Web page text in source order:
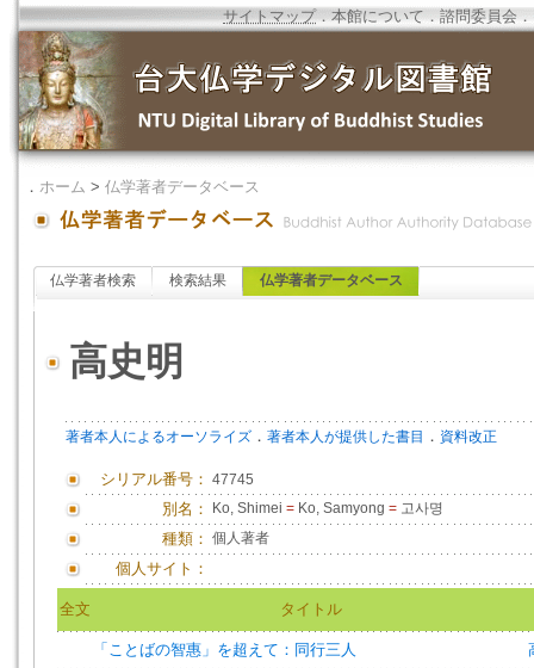
サイトマップ．本館について ．諮問委員会 ．
． ホーム > 仏学著者データベース
仏学著者検索 検索結果 仏学著者データベース
高史明
著者本人によるオーソライズ ． 著者本人が提供した書目 ． 資料改正
シリアル番号： 47745
別名： Ko, Shimei = Ko, Samyong = 고사명
種類： 個人著者
個人サイト：
全文 タイトル
「ことばの智惠」を超えて：同行三人